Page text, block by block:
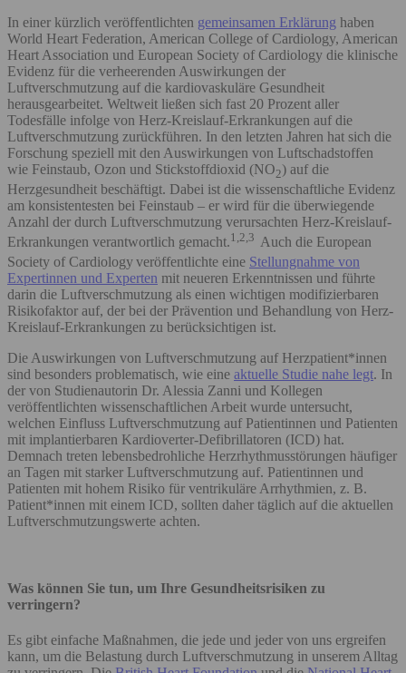
In einer kürzlich veröffentlichten gemeinsamen Erklärung haben
World Heart Federation, American College of Cardiology, American
Heart Association und European Society of Cardiology die klinische
Evidenz für die verheerenden Auswirkungen der
Luftverschmutzung auf die kardiovaskuläre Gesundheit
herausgearbeitet. Weltweit ließen sich fast 20 Prozent aller
Todesfälle infolge von Herz-Kreislauf-Erkrankungen auf die
Luftverschmutzung zurückführen. In den letzten Jahren hat sich die
Forschung speziell mit den Auswirkungen von Luftschadstoffen
wie Feinstaub, Ozon und Stickstoffdioxid (NO2) auf die
Herzgesundheit beschäftigt. Dabei ist die wissenschaftliche Evidenz
am konsistentesten bei Feinstaub – er wird für die überwiegende
Anzahl der durch Luftverschmutzung verursachten Herz-Kreislauf-
Erkrankungen verantwortlich gemacht.1,2,3 Auch die European
Society of Cardiologyveröffentlichte eine Stellungnahme von
Expertinnen und Experten mit neueren Erkenntnissen und führte
darin die Luftverschmutzung als einen wichtigen modifizierbaren
Risikofaktor auf, der bei der Prävention und Behandlung von Herz-
Kreislauf-Erkrankungen zu berücksichtigen ist.
Die Auswirkungen von Luftverschmutzung auf Herzpatient*innen
sind besonders problematisch, wie eine aktuelle Studie nahe legt. In
der von Studienautorin Dr. Alessia Zanni und Kollegen
veröffentlichten wissenschaftlichen Arbeit wurde untersucht,
welchen Einfluss Luftverschmutzung auf Patientinnen und Patienten
mit implantierbaren Kardioverter-Defibrillatoren (ICD) hat.
Demnach treten lebensbedrohliche Herzrhythmusstörungen häufiger
an Tagen mit starker Luftverschmutzung auf. Patientinnen und
Patienten mit hohem Risiko für ventrikuläre Arrhythmien, z. B.
Patient*innen mit einem ICD, sollten daher täglich auf die aktuellen
Luftverschmutzungswerte achten.
Was können Sie tun, um Ihre Gesundheitsrisiken zu
verringern?
Es gibt einfache Maßnahmen, die jede und jeder von uns ergreifen
kann, um die Belastung durch Luftverschmutzung in unserem Alltag